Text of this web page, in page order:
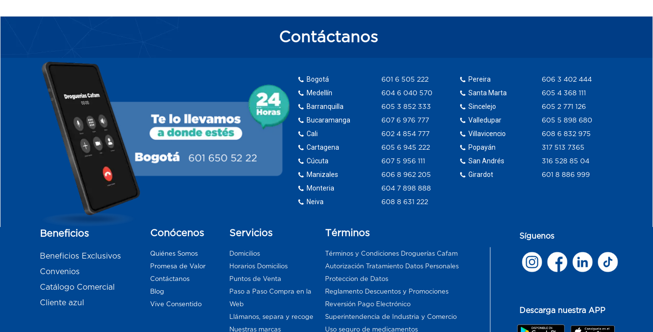
Contáctanos
Bogotá
Medellín
Barranquilla
Bucaramanga
Cali
Cartagena
Cúcuta
Manizales
Monteria
Neiva
601 6 505 222
604 6 040 570
605 3 852 333
607 6 976 777
602 4 854 777
605 6 945 222
607 5 956 111
606 8 962 205
604 7 898 888
608 8 631 222
Pereira
Santa Marta
Sincelejo
Valledupar
Villavicencio
Popayán
San Andrés
Girardot
606 3 402 444
605 4 368 111
605 2 771 126
605 5 898 680
608 6 832 975
317 513 7365
316 528 85 04
601 8 886 999
Beneficios
Beneficios Exclusivos
Convenios
Catálogo Comercial
Cliente azul
Conócenos
Quiénes Somos
Promesa de Valor
Contáctanos
Blog
Vive Consentido
Servicios
Domicilios
Horarios Domicilios
Puntos de Venta
Paso a Paso Compra en la
Web
Llámanos, separa y recoge
Nuestras marcas
Términos
Términos y Condiciones Droguerías Cafam
Autorización Tratamiento Datos Personales
Proteccion de Datos
Reglamento Descuentos y Promociones
Reversión Pago Electrónico
Superintendencia de Industria y Comercio
Uso seguro de medicamentos
Síguenos
Descarga nuestra APP